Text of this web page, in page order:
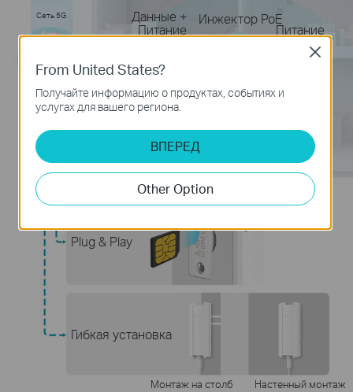
Сеть 5G
Plug & Play
Гибкая установка
Данные +
Питание
Инжектор PoE
Питание
Монтаж на столб Настенный монтаж
From United States?
Получайте информацию о продуктах, событиях и
услугах для вашего региона.
ВПЕРЕД
Other Option
Close